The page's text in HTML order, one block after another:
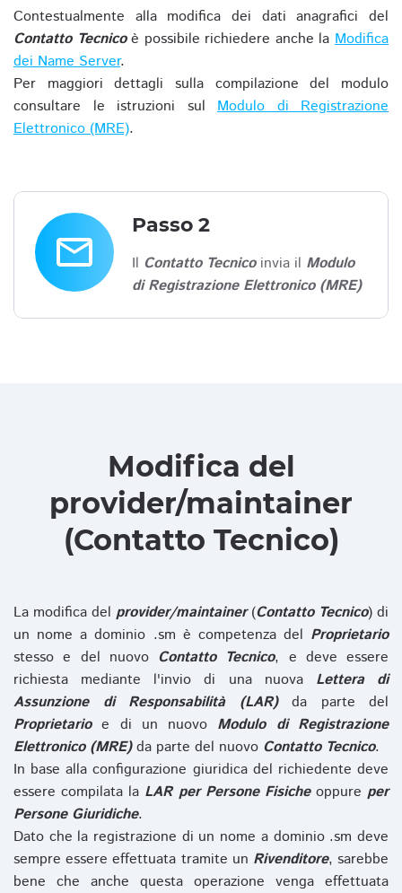
Contestualmente alla modifica dei dati anagrafici del
Contatto Tecnicoè possibile richiedere anche laModifica
dei Name Server.
Per maggiori dettagli sulla compilazione del modulo
consultare le istruzioni sul Modulo di Registrazione
Elettronico (MRE).
email
Passo 2
Il Contatto Tecnicoinvia il Modulo
di Registrazione Elettronico (MRE)
Modifica del
provider/maintainer
(Contatto Tecnico)
La modifica del provider/maintainer(Contatto Tecnico) di
un nome a dominio .sm è competenza del Proprietario
stesso e del nuovo Contatto Tecnico, e deve essere
richiesta mediante l'invio di una nuova Lettera di
Assunzione di Responsabilità (LAR)da parte del
Proprietarioe di un nuovo Modulo di Registrazione
Elettronico (MRE)da parte del nuovo Contatto Tecnico.
In base alla configurazione giuridica del richiedente deve
essere compilata la LAR per Persone Fisicheoppure per
Persone Giuridiche.
Dato che la registrazione di un nome a dominio .sm deve
sempre essere effettuata tramite un Rivenditore, sarebbe
bene che anche questa operazione venga effettuata